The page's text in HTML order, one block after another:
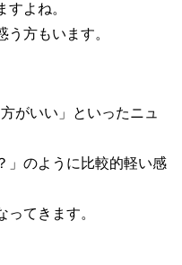
よね。
方もいます。
がいい」といったニュ
」のように比較的軽い感
ってきます。